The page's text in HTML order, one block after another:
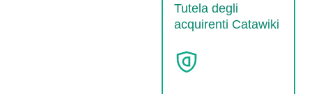
Tutela degli
acquirenti Catawiki